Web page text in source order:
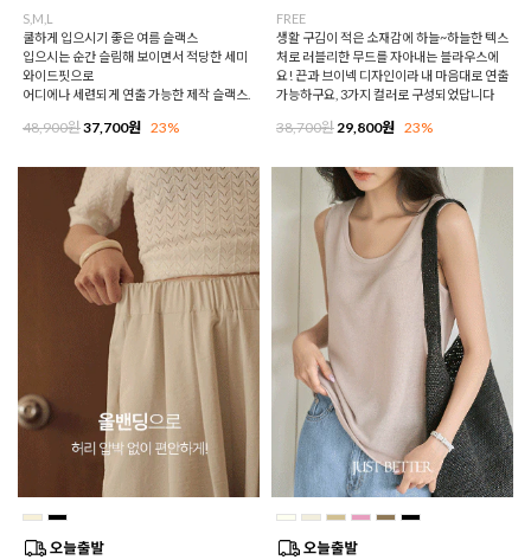
S,M,L
쿨하게 입으시기 좋은 여름 슬랙스
입으시는 순간 슬림해 보이면서 적당한 세미
와이드핏으로
어디에나 세련되게 연출 가능한 제작 슬랙스.
48,900원37,700원 23%
FREE
생활 구김이 적은 소재감에 하늘~하늘한 텍스
처로 러블리한 무드를 자아내는 블라우스에
요! 끈과 브이넥 디자인이라 내 마음대로 연출
가능하구요, 3가지 컬러로 구성되었답니다
38,700원29,800원 23%